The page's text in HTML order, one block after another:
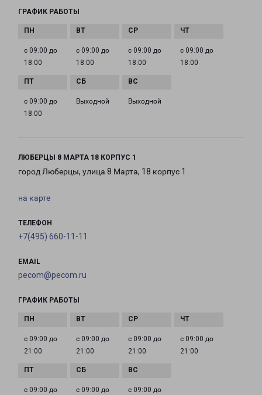
ГРАФИК РАБОТЫ
с 09:00 до
18:00
с 09:00 до
18:00
с 09:00 до
18:00
с 09:00 до
18:00
с 09:00 до
18:00
Выходной Выходной
ЛЮБЕРЦЫ 8 МАРТА 18 КОРПУС 1
город Люберцы, улица 8 Марта, 18 корпус 1
на карте
ТЕЛЕФОН
+7(495) 660-11-11
EMAIL
pecom@pecom.ru
ГРАФИК РАБОТЫ
с 09:00 до
21:00
с 09:00 до
21:00
с 09:00 до
21:00
с 09:00 до
21:00
с 09:00 до
с 09:00 до
с 09:00 до